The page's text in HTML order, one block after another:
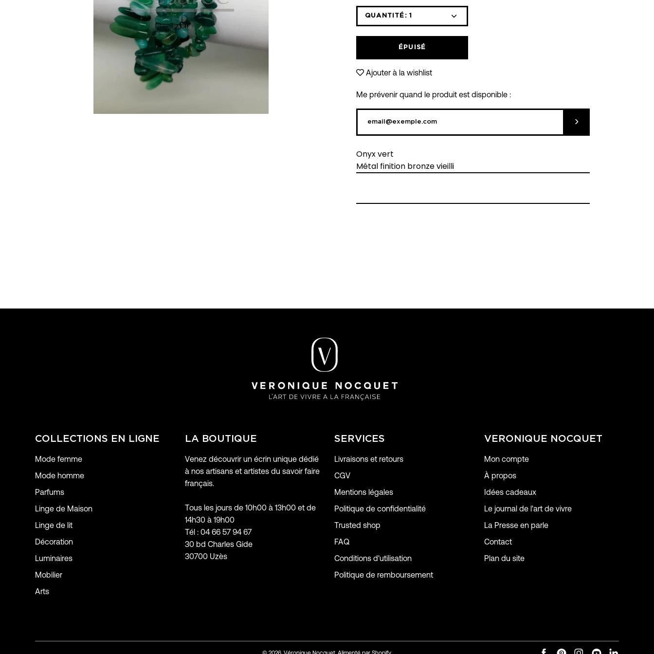
QUANTITÉ: 1
ÉPUISÉ
Ajouter à la wishlist
Me prévenir quand le produit est disponible :
Soumettre
Onyx vert
Métal finition bronze vieilli
COLLECTIONS EN LIGNE
Mode femme
Mode homme
Parfums
Linge de Maison
Linge de lit
Décoration
Luminaires
Mobilier
Arts
LA BOUTIQUE
Venez découvrir un écrin unique dédié
à nos artisans et artistes du savoir faire
français.
Tous les jours de 10h00 à 13h00 et de
14h30 à 19h00
Tél : 04 66 57 94 67
30 bd Charles Gide
30700 Uzès
SERVICES
Livraisons et retours
CGV
Mentions légales
Politique de confidentialité
Trusted shop
FAQ
Conditions d'utilisation
Politique de remboursement
VERONIQUE NOCQUET
Mon compte
À propos
Idées cadeaux
Le journal de l'art de vivre
La Presse en parle
Contact
Plan du site